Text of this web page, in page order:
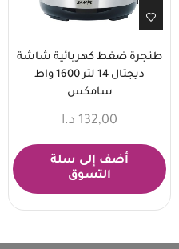
طنجرة ضغط كهربائية شاشة
ديجتال 14 لتر 1600 واط
سامكس
132,00 د.ا
أضف إلى سلة
التسوق